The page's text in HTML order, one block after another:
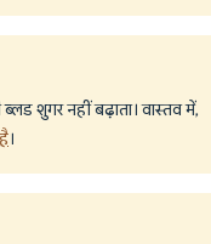
शुगर नहीं बढ़ाता। वास्तव में,
।